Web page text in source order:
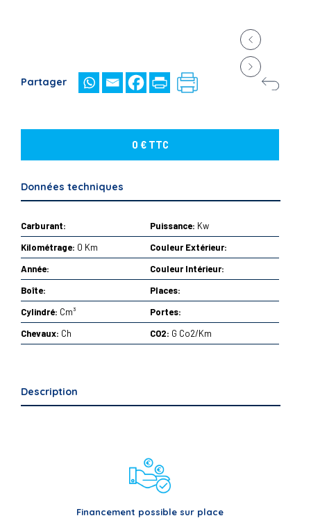
Partager
0 € TTC
Données techniques
Carburant: Puissance: Kw
Kilométrage: 0 Km
Couleur Extérieur:
Année:
Couleur Intérieur:
Boîte:
Places:
Cylindré: Cm³
Portes:
Chevaux: Ch CO2: G Co2/Km
Description
Financement possible sur place